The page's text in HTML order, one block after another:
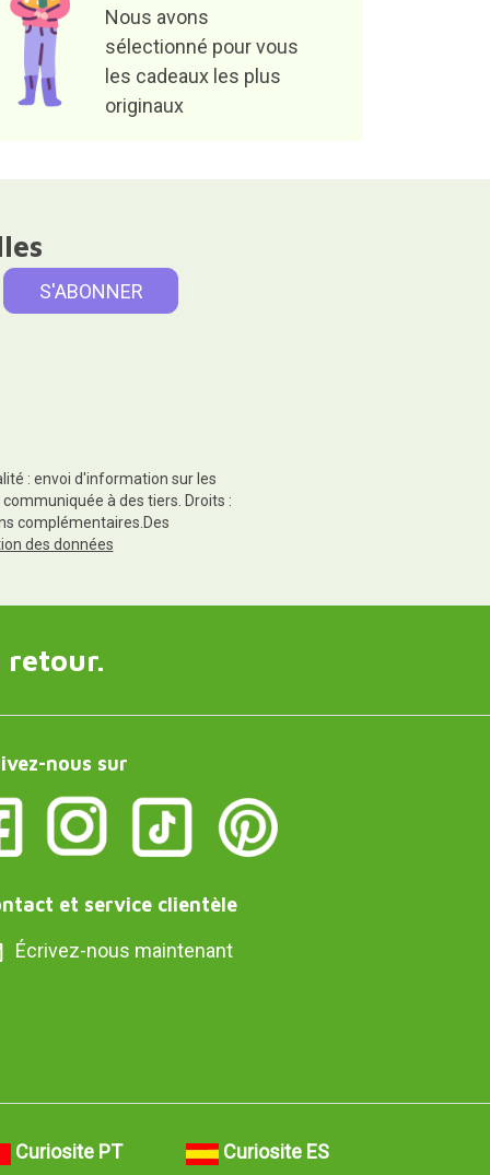
Nous avons
sélectionné pour vous
les cadeaux les plus
originaux
: envoi d'information sur les
à des tiers. Droits :
complémentaires.Des
des données
retour.
nous sur
et service clientèle
Écrivez-nous maintenant
Curiosite PT Curiosite ES